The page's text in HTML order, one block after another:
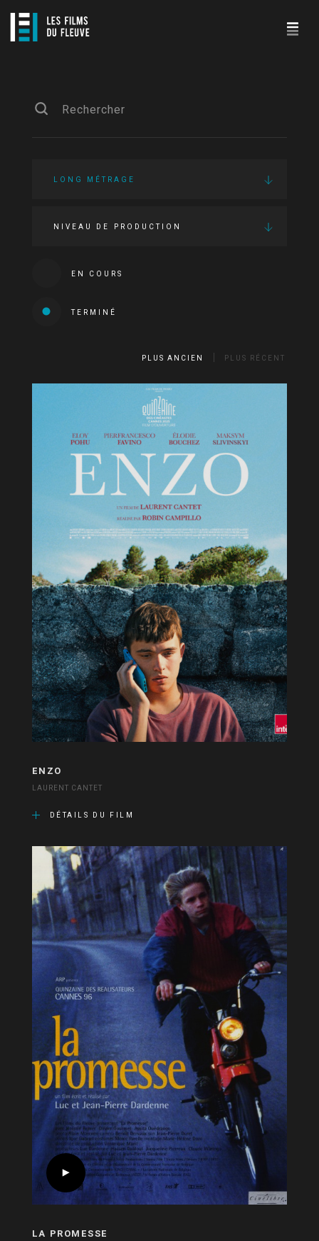
LONG MÉTRAGE
NIVEAU DE PRODUCTION
EN COURS
TERMINÉ
PLUS ANCIEN PLUS RÉCENT
ENZO
LAURENT CANTET
DÉTAILS DU FILM
LA PROMESSE